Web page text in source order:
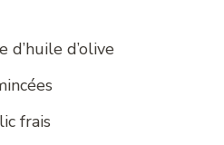
d’huile d’olive
frais